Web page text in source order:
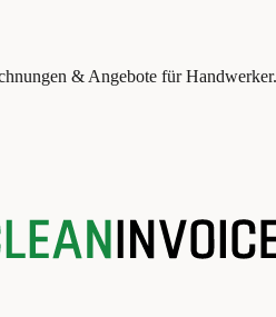
& Angebote für Handwerker.